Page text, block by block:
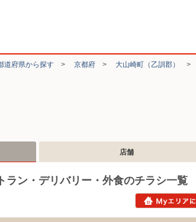
道府県から探す > 京都府 > 大山崎町（乙訓郡） >
店舗
ラン・デリバリー・外食のチラシ一覧